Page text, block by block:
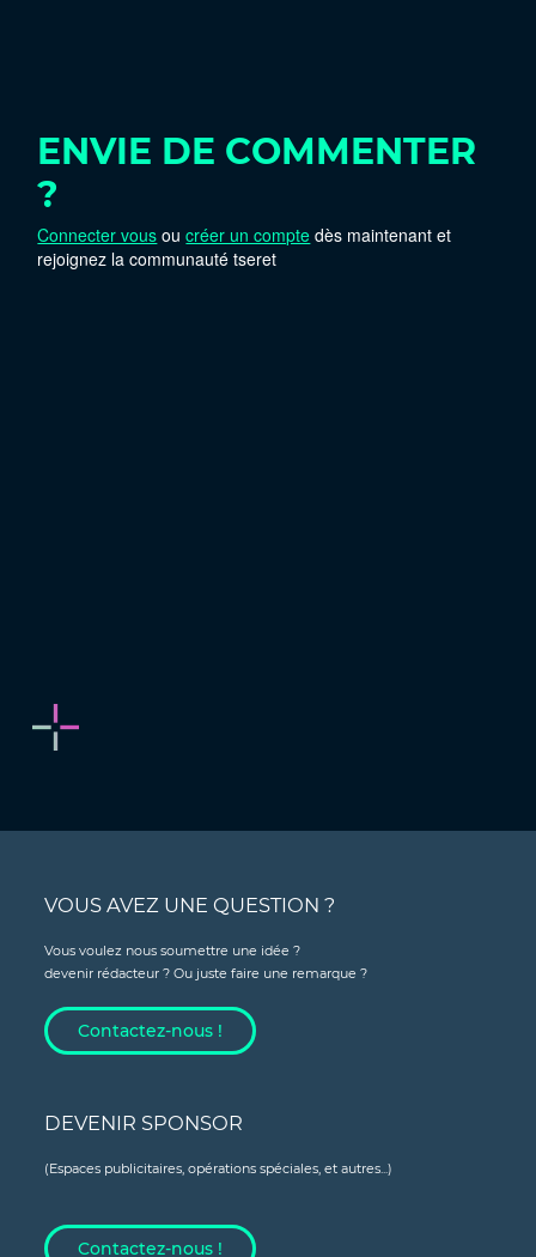
ENVIE DE COMMENTER
?
Connecter vous oucréer un compte dès maintenant et
rejoignez la communauté tseret
VOUS AVEZ UNE QUESTION ?
Vous voulez nous soumettre une idée ?
devenir rédacteur ? Ou juste faire une remarque ?
Contactez-nous !
DEVENIR SPONSOR
(Espaces publicitaires, opérations spéciales, et autres...)
Contactez-nous !